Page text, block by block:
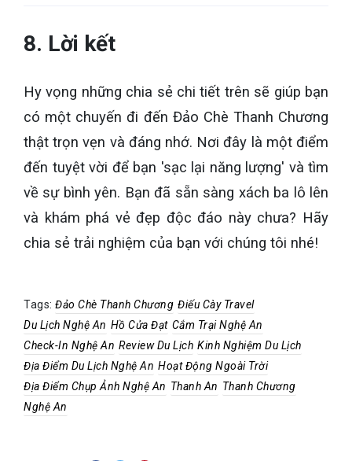
8. Lời kết
Hy vọng những chia sẻ chi tiết trên sẽ giúp bạn
có một chuyến đi đến Đảo Chè Thanh Chương
thật trọn vẹn và đáng nhớ. Nơi đây là một điểm
đến tuyệt vời để bạn 'sạc lại năng lượng' và tìm
về sự bình yên. Bạn đã sẵn sàng xách ba lô lên
và khám phá vẻ đẹp độc đáo này chưa? Hãy
chia sẻ trải nghiệm của bạn với chúng tôi nhé!
Tags: Đảo Chè Thanh Chương Điếu Cày Travel
Du Lịch Nghệ An Hồ Cửa Đạt Cắm Trại Nghệ An
Check-In Nghệ An Review Du Lịch Kinh Nghiệm Du Lịch
Địa Điểm Du Lịch Nghệ An Hoạt Động Ngoài Trời
Địa Điểm Chụp Ảnh Nghệ An Thanh An Thanh Chương
Nghệ An